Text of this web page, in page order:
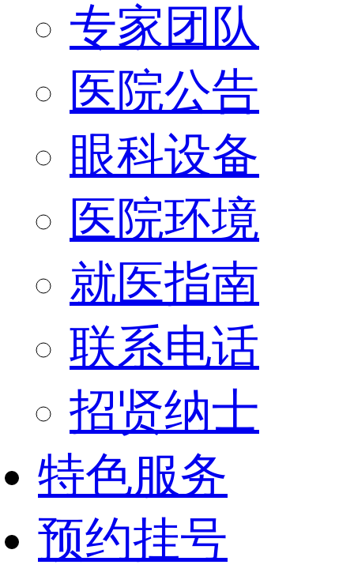
专家团队
医院公告
眼科设备
医院环境
就医指南
联系电话
招贤纳士
特色服务
预约挂号